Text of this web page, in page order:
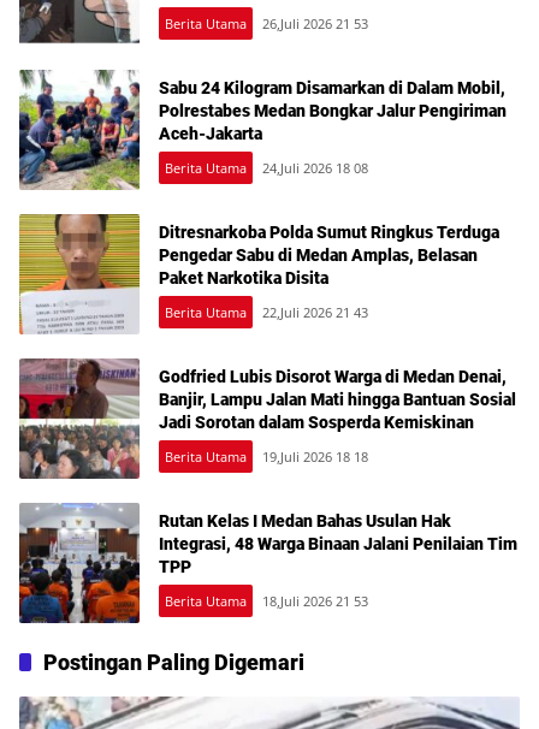
Berita Utama 26,Juli 2026 21 53
Sabu 24 Kilogram Disamarkan di Dalam Mobil,
Polrestabes Medan Bongkar Jalur Pengiriman
Aceh-Jakarta
Berita Utama 24,Juli 2026 18 08
Ditresnarkoba Polda Sumut Ringkus Terduga
Pengedar Sabu di Medan Amplas, Belasan
Paket Narkotika Disita
Berita Utama 22,Juli 2026 21 43
Godfried Lubis Disorot Warga di Medan Denai,
Banjir, Lampu Jalan Mati hingga Bantuan Sosial
Jadi Sorotan dalam Sosperda Kemiskinan
Berita Utama 19,Juli 2026 18 18
Rutan Kelas I Medan Bahas Usulan Hak
Integrasi, 48 Warga Binaan Jalani Penilaian Tim
TPP
Berita Utama 18,Juli 2026 21 53
Postingan Paling Digemari